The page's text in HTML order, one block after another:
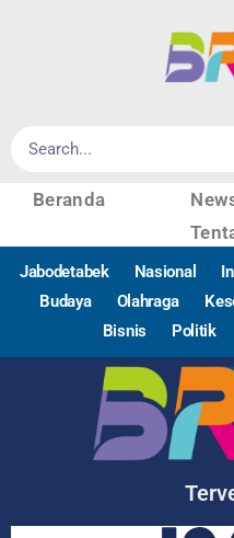
Beranda
Jabodetabek Nasional
Budaya
Olahraga
Bisnis
Politik